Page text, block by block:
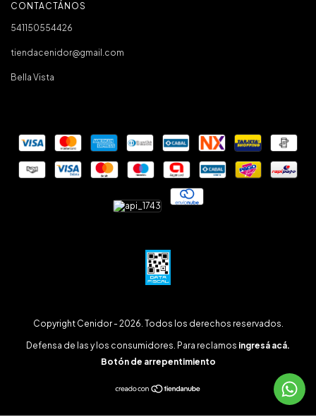
CONTACTÁNOS
541150554426
tiendacenidor@gmail.com
Bella Vista
Copyright Cenidor - 2026. Todos los derechos reservados.
Defensa de las y los consumidores. Para reclamos ingresá acá.
Botón de arrepentimiento